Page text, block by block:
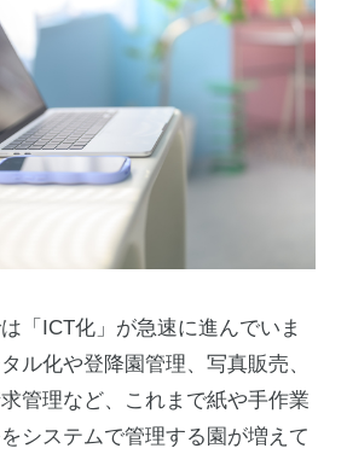
「ICT化」が急速に進んでいま
ル化や登降園管理、写真販売、
管理など、これまで紙や手作業
システムで管理する園が増えて